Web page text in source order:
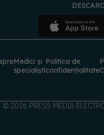
Medici și
specialiști
Politica de
confidențialitate
© 2026 PRESS MEDIA